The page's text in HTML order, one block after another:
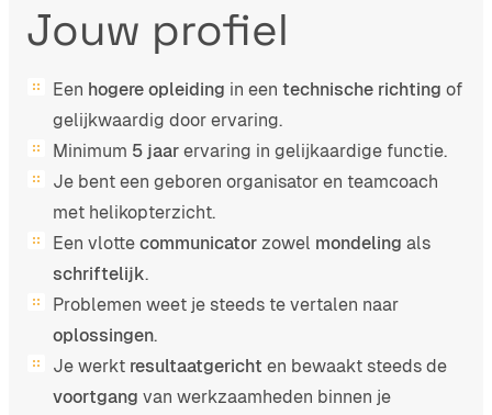
Jouw profiel
Een hogere opleiding in een technische richting of
gelijkwaardig door ervaring.
Minimum 5 jaar ervaring in gelijkaardige functie.
Je bent een geboren organisator en teamcoach
met helikopterzicht.
Een vlotte communicator zowel mondeling als
schriftelijk.
Problemen weet je steeds te vertalen naar
oplossingen.
Je werkt resultaatgericht en bewaakt steeds de
voortgang van werkzaamheden binnen je